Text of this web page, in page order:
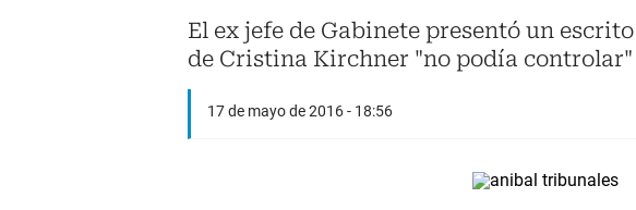
El ex jefe de Gabinete presentó un
de Cristina Kirchner "no podía controlar"
17 de mayo de 2016 - 18:56